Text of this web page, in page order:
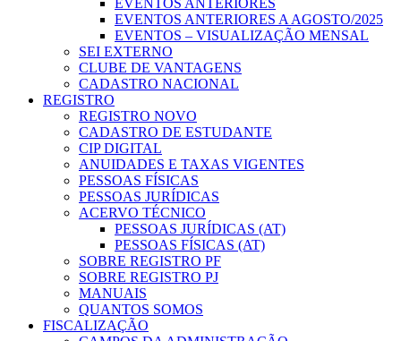
EVENTOS ANTERIORES
EVENTOS ANTERIORES A AGOSTO/2025
EVENTOS – VISUALIZAÇÃO MENSAL
SEI EXTERNO
CLUBE DE VANTAGENS
CADASTRO NACIONAL
REGISTRO
REGISTRO NOVO
CADASTRO DE ESTUDANTE
CIP DIGITAL
ANUIDADES E TAXAS VIGENTES
PESSOAS FÍSICAS
PESSOAS JURÍDICAS
ACERVO TÉCNICO
PESSOAS JURÍDICAS (AT)
PESSOAS FÍSICAS (AT)
SOBRE REGISTRO PF
SOBRE REGISTRO PJ
MANUAIS
QUANTOS SOMOS
FISCALIZAÇÃO